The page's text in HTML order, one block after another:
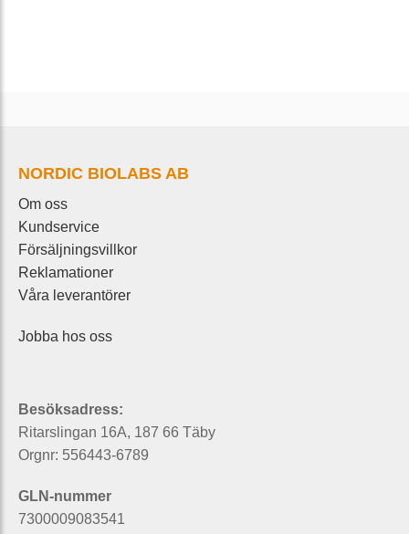
NORDIC BIOLABS AB
Om oss
Kundservice
Försäljningsvillkor
Reklamationer
Våra leverantörer
Jobba hos oss
Besöksadress:
Ritarslingan 16A, 187 66 Täby
Orgnr: 556443-6789
GLN-nummer
7300009083541